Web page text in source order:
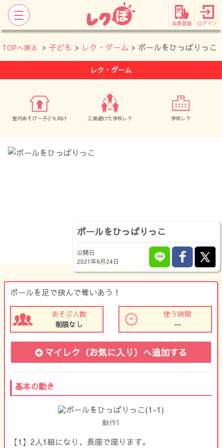
会員登録 ログイン
TOPへ戻る > 子ども > レク・ゲーム > ボールをひっぱりっこ
レク・ゲーム
室内あそび～子ども向け 三密避けた学校レク 学校レク
ボールをひっぱりっこ
公開日
2021年6月24日
ボールを足で挟んで奪いあう！
あそぶ人数
制限なし
使う時間
--
マイレク（お気に入り） へ追加する
基本の動き
動作1
【1】2人1組になり、長座で座ります。